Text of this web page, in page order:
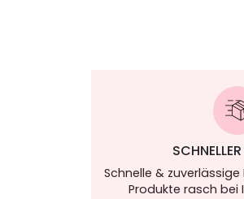
Schnelle &
Produkte rasch bei